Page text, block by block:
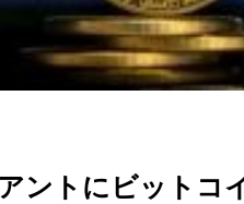
ントにビットコ